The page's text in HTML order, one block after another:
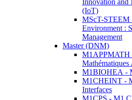
Innovation and
(IoT)
MScT-STEEM
Environment :
Management
Master (DNM)
M1APPMATH
Mathématiques
M1BIOHEA -
M1CHEINT -
Interfaces
M1CPS - M1